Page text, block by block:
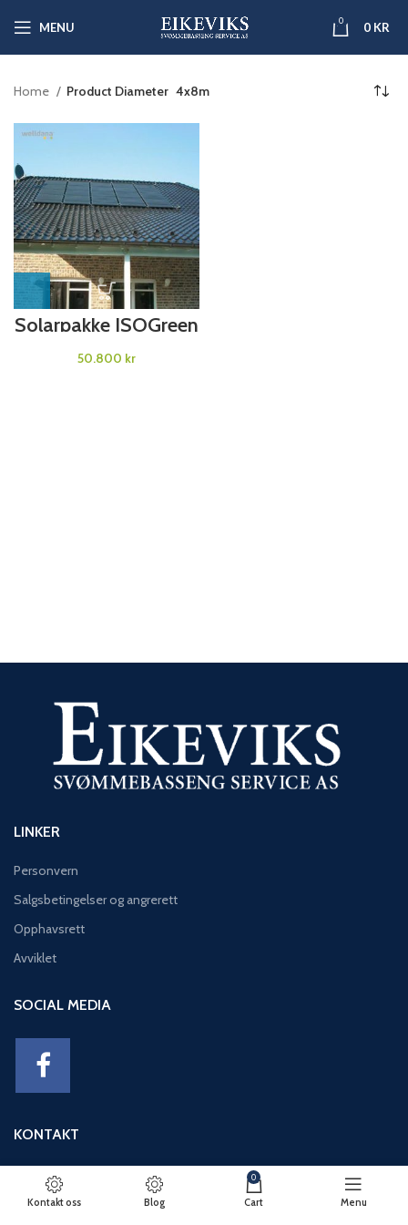
MENU 0 0 KR
Home Product Diameter 4x8m
Solarpakke ISOGreen
kr
LINKER
Personvern
Salgsbetingelser og angrerett
Opphavsrett
Avviklet
SOCIAL MEDIA
KONTAKT
Adresse: Eikeviken 49, 5043 BERGEN
Telefon: 95 12 52 30
E-post: basseng@eikeviks.no
Kontakt oss Blog
0
Cart Menu